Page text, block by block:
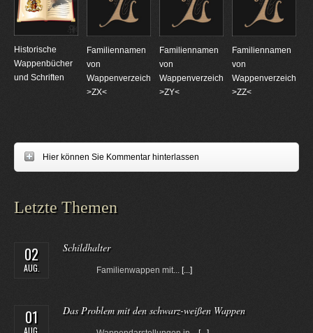
Historische
Wappenbücher
und Schriften
Familiennamen
von
Wappenverzeichnungen
>ZX<
Familiennamen
von
Wappenverzeichnungen
>ZY<
Familiennamen
von
>ZZ<
Hier können Sie Kommentar hinterlassen
Letzte Themen
02
AUG.
Schildhalter
Familienwappen mit... [...]
01
AUG.
Das Problem mit den schwarz-weißen Wappen